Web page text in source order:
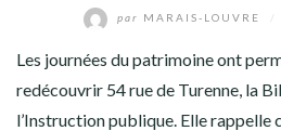
par MARAIS-LOUVRE
Les journées du patrimoine ont
redécouvrir 54 rue de Turenne, la
l’Instruction publique. Elle rappelle